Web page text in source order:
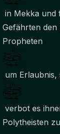
in Mekka und
Gefährten den
Propheten
um Erlaubnis,
verbot es
Polytheisten